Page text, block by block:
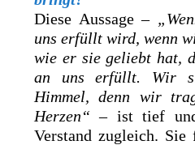
Diese Aussage –
uns erfüllt wird, wenn
wie er sie geliebt hat,
an uns erfüllt. Wir
Himmel, denn wir
Herzen“ – ist tief
Verstand zugleich. Sie